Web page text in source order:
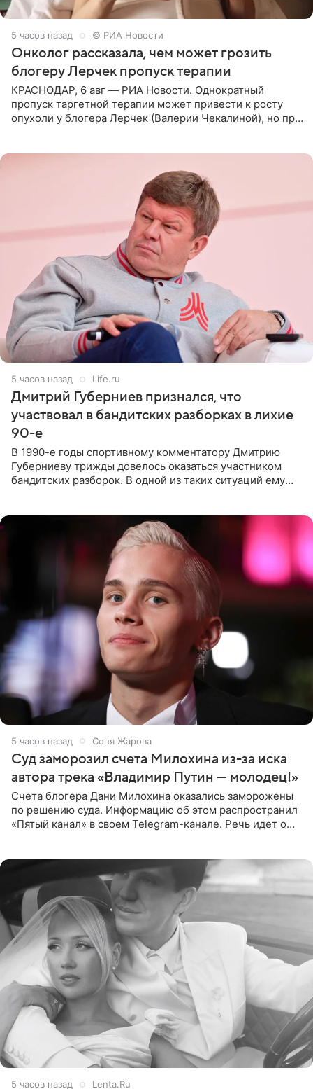
5 часов назад © РИА Новости
Онколог рассказала, чем может грозить
блогеру Лерчек пропуск терапии
КРАСНОДАР, 6 авг — РИА Новости. Однократный
пропуск таргетной терапии может привести к росту
опухоли у блогера Лерчек (Валерии Чекалиной), но при
5 часов назад Life.ru
Дмитрий Губерниев признался, что
участвовал в бандитских разборках в лихие
90-е
В 1990-е годы спортивному комментатору Дмитрию
Губерниеву трижды довелось оказаться участником
бандитских разборок. В одной из таких ситуаций ему
5 часов назад Соня Жарова
Суд заморозил счета Милохина из-за иска
автора трека «Владимир Путин — молодец!»
Счета блогера Дани Милохина оказались заморожены
по решению суда. Информацию об этом распространил
«Пятый канал» в своем Telegram-канале. Речь идет о
5 часов назад Lenta.Ru